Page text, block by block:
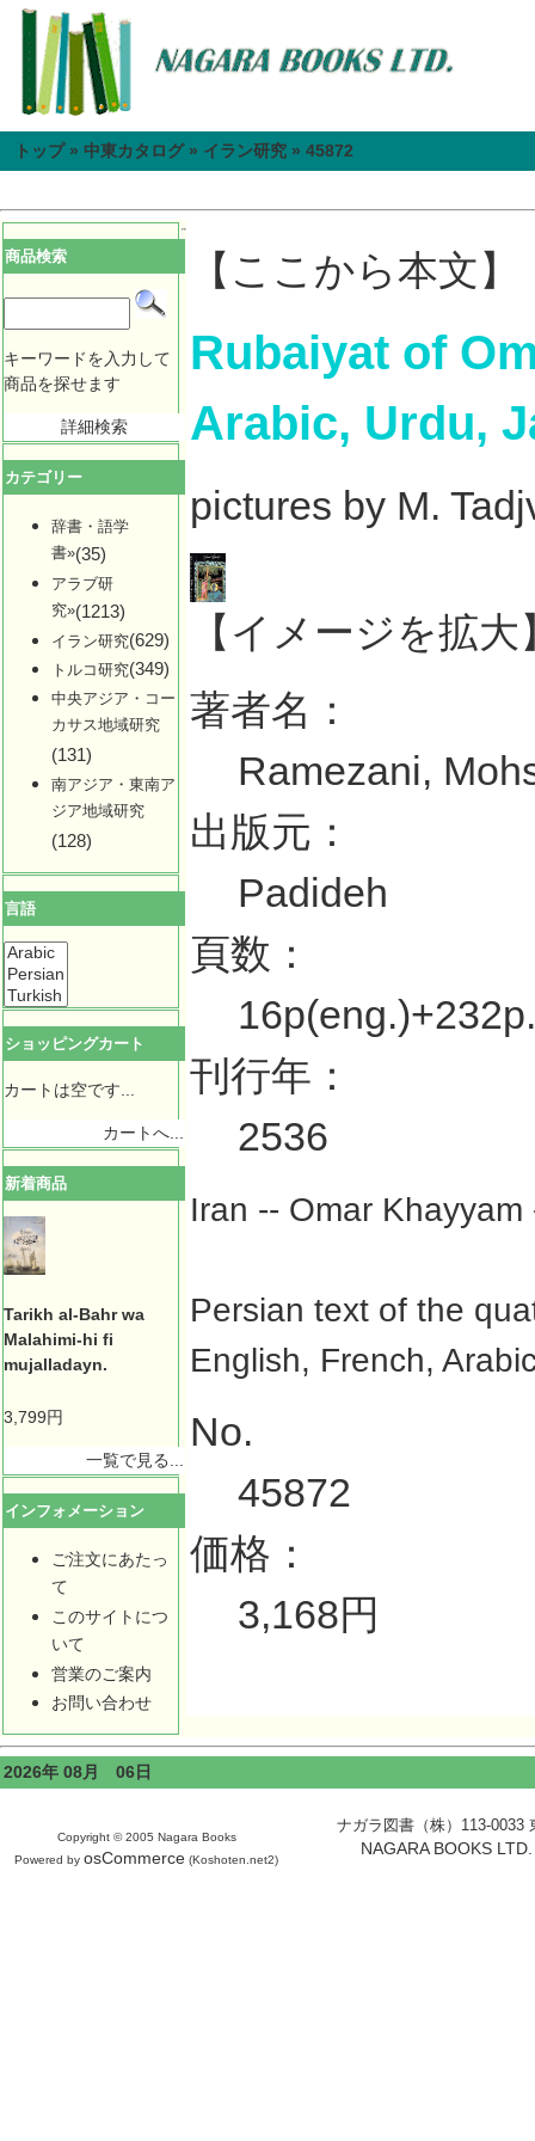
トップ» 中東カタログ» イラン研究 » 45872
商品検索
キーワードを入力して
商品を探せます
詳細検索
カテゴリー
辞書・語学
書»(35)
アラブ研
究»(1213)
イラン研究(629)
トルコ研究(349)
中央アジア・コー
カサス地域研究
(131)
南アジア・東南ア
ジア地域研究
(128)
言語
ショッピングカート
カートは空です...
カートへ...
新着商品
Tarikh al-Bahr wa
Malahimi-hi fi
mujalladayn.
3,799円
一覧で見る...
インフォメーション
ご注文にあたっ
て
このサイトにつ
いて
営業のご案内
お問い合わせ
【ここから本文】
Rubaiyat of
Arabic, Urdu,
pictures by M.
【イメージを拡大
著者名：
Ramezani,
出版元：
Padideh
頁数：
刊行年：
2536
Iran -- Omar
Persian text of the
English, French,
No.
45872
価格：
3,168円
2026年 08月 06日
Copyright © 2005 Nagara Books
Powered by osCommerce (Koshoten.net2)
ナガラ図書（株）113-
NAGARA BOOKS